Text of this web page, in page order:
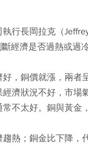
行長岡拉克（
經濟是否過熱或過冷
，銅價就漲，兩者
濟狀況不好，市場
不太好。銅與黃金
熱；銅金比下降，